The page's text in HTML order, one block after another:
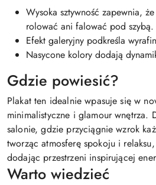
Wysoka sztywność zapewnia,
rolować ani falować pod szybą.
Efekt galeryjny podkreśla
Nasycone kolory dodają
Gdzie powiesić?
Plakat ten idealnie wpasuje się w
minimalistyczne i glamour wnętrza.
salonie, gdzie przyciągnie wzrok
tworząc atmosferę spokoju i
dodając przestrzeni inspirującej
Warto wiedzieć